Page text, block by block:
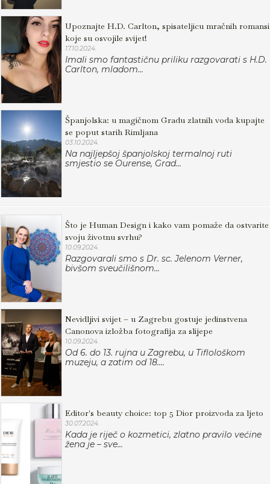
Upoznajte H.D. Carlton, spisateljicu mračnih romansi
koje su osvojile svijet!
17.10.2024.
Imali smo fantastičnu priliku razgovarati s H.D.
Carlton, mladom...
Španjolska: u magičnom Gradu zlatnih voda kupajte
se poput starih Rimljana
03.10.2024.
Na najljepšoj španjolskoj termalnoj ruti
smjestio se Ourense, Grad...
Što je Human Design i kako vam pomaže da ostvarite
svoju životnu svrhu?
10.09.2024.
Razgovarali smo s Dr. sc. Jelenom Verner,
bivšom sveučilišnom...
Nevidljivi svijet – u Zagrebu gostuje jedinstvena
Canonova izložba fotografija za slijepe
10.09.2024.
Od 6. do 13. rujna u Zagrebu, u Tiflološkom
muzeju, a zatim od 18....
Editor's beauty choice: top 5 Dior proizvoda za ljeto
30.07.2024.
Kada je riječ o kozmetici, zlatno pravilo većine
žena je – sve...